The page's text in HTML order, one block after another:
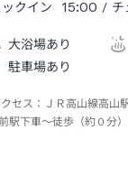
クイン
15:00 / チ
大浴場あり
駐車場あり
セス： ＪＲ高山線高山
駅下車～徒歩（約０分）